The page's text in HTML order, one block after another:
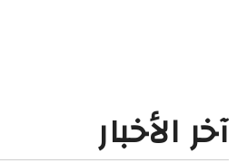
آخر الأخبار